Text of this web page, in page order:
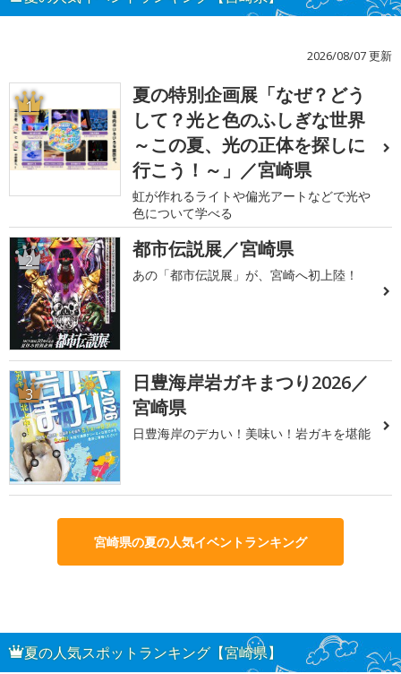
2026/08/07 更新
1
夏の特別企画展「なぜ？どう
して？光と色のふしぎな世界
～この夏、光の正体を探しに
行こう！～」／宮崎県
虹が作れるライトや偏光アートなどで光や
色について学べる
2 都市伝説展／宮崎県
あの「都市伝説展」が、宮崎へ初上陸！
3
日豊海岸岩ガキまつり2026／
宮崎県
日豊海岸のデカい！美味い！岩ガキを堪能
宮崎県の夏の人気イベントランキング
夏の人気スポットランキング【宮崎県】